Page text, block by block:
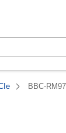
BBC-